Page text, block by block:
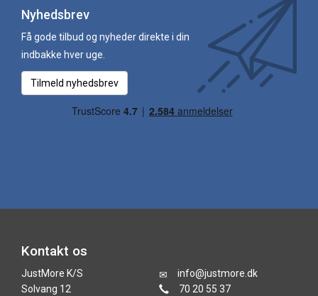
Nyhedsbrev
Få gode tilbud og nyheder direkte i din
indbakke hver uge.
Tilmeld nyhedsbrev
Kontakt os
JustMore K/S
Solvang 12
info@justmore.dk
70 20 55 37